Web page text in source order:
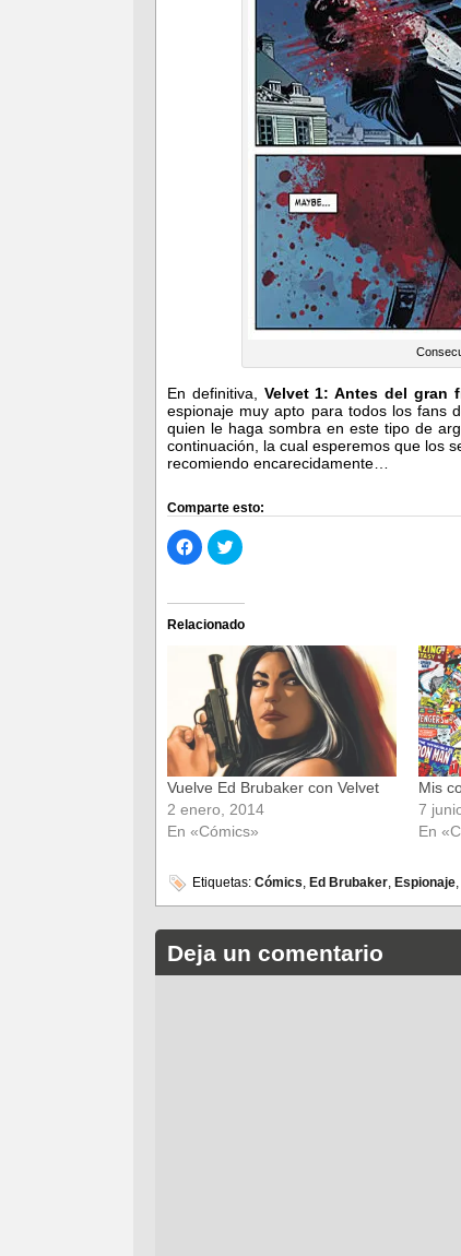
En definitiva, Velvet 1: Antes del gran
espionaje muy apto para todos los fans
quien le haga sombra en este tipo de
continuación, la cual esperemos que los
recomiendo encarecidamente…
Comparte esto:
Haz
clic
para
Facebook
(Se
abre
una
ventana
nueva)
Haz
clic
Twitter
(Se
abre
en
una
ventana
nueva)
Relacionado
Vuelve Ed Brubaker con Velvet
2 enero, 2014
En «Cómics»
Mis
7
En
Etiquetas: Cómics, Ed Brubaker, Espionaje,
Deja un comentario